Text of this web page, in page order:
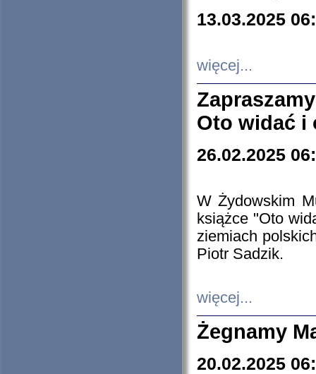
13.03.2025
więcej...
Oto widać i
26.02.2025
W Żydowskim
książce "Oto
ziemiach
Piotr Sadzik.
więcej...
Żegnamy
20.02.2025